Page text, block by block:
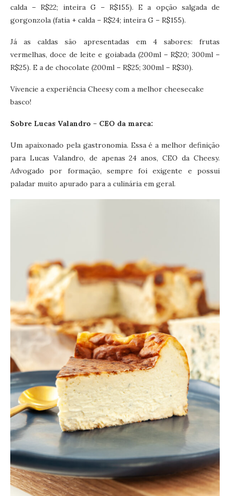
calda – R$22; inteira G – R$155). E a opção salgada de
gorgonzola (fatia + calda – R$24; inteira G – R$155).
Já as caldas são apresentadas em 4 sabores: frutas
vermelhas, doce de leite e goiabada (200ml – R$20; 300ml –
R$25). E a de chocolate (200ml – R$25; 300ml – R$30).
Vivencie a experiência Cheesy com a melhor cheesecake
basco!
Sobre Lucas Valandro – CEO da marca:
Um apaixonado pela gastronomia. Essa é a melhor definição
para Lucas Valandro, de apenas 24 anos, CEO da Cheesy.
Advogado por formação, sempre foi exigente e possui
paladar muito apurado para a culinária em geral.